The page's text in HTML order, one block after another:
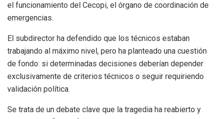
el funcionamiento del Cecopi, el órgano de coordinación de
emergencias.
El subdirector ha defendido que los técnicos estaban
trabajando al máximo nivel, pero ha planteado una cuestión
de fondo: si determinadas decisiones deberían depender
exclusivamente de criterios técnicos o seguir requiriendo
validación política.
Se trata de un debate clave que la tragedia ha reabierto y